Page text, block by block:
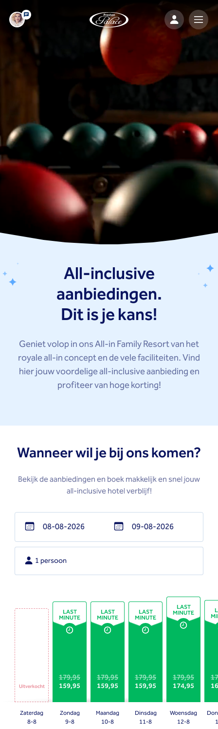
All-inclusive
aanbiedingen.
Dit is je kans!
Geniet volop in ons All-in Family Resort van het
royale all-in concept en de vele faciliteiten. Vind
hier jouw voordelige all-inclusive aanbieding en
profiteer van hoge korting!
Wanneer wil je bij ons komen?
Bekijk de aanbiedingen en boek makkelijk en snel jouw
all-inclusive hotel verblijf!
Navigate
forward
the
calendar
select
date.
Press
the
question
mark
key
Navigate
the
calendar
and
Press
question
mark
1 persoon
Uitverkocht
Zaterdag
8-8
LAST
MINUTE
179,95
159,95
Zondag
9-8
LAST
MINUTE
179,95
159,95
Maandag
10-8
LAST
MINUTE
179,95
159,95
Dinsdag
11-8
LAST
MINUTE
179,95
174,95
Woensdag
12-8